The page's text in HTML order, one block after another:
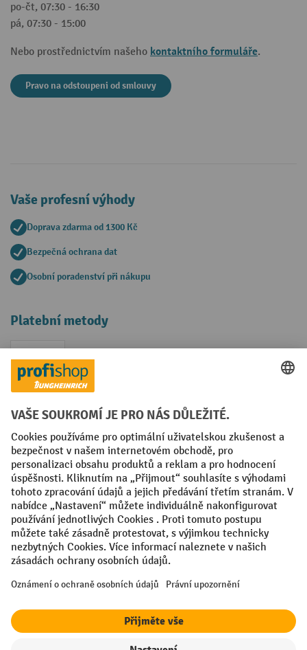
po-čt, 07:30 - 16:30
pá, 07:30 - 15:00
Nebo prostřednictvím našeho kontaktního formuláře.
Pravo na odstoupeni od smlouvy
Vaše profesní výhody
Doprava zdarma od 1300 Kč
Bezpečná ochrana dat
Osobní poradenství při nákupu
Platební metody
Faktura
Sociální sítě
Facebook
YouTubeLinkedIn
VODP Otisk
Prohlášení o ochraně osobních údajů
Nastavení ochrany osobních údajů
All prices excl. VAT plusshipping costsand possible delivery charges,
¹ Sleva platí do vyprodání zásob. Sleva se nevztahuje na akční ceny.